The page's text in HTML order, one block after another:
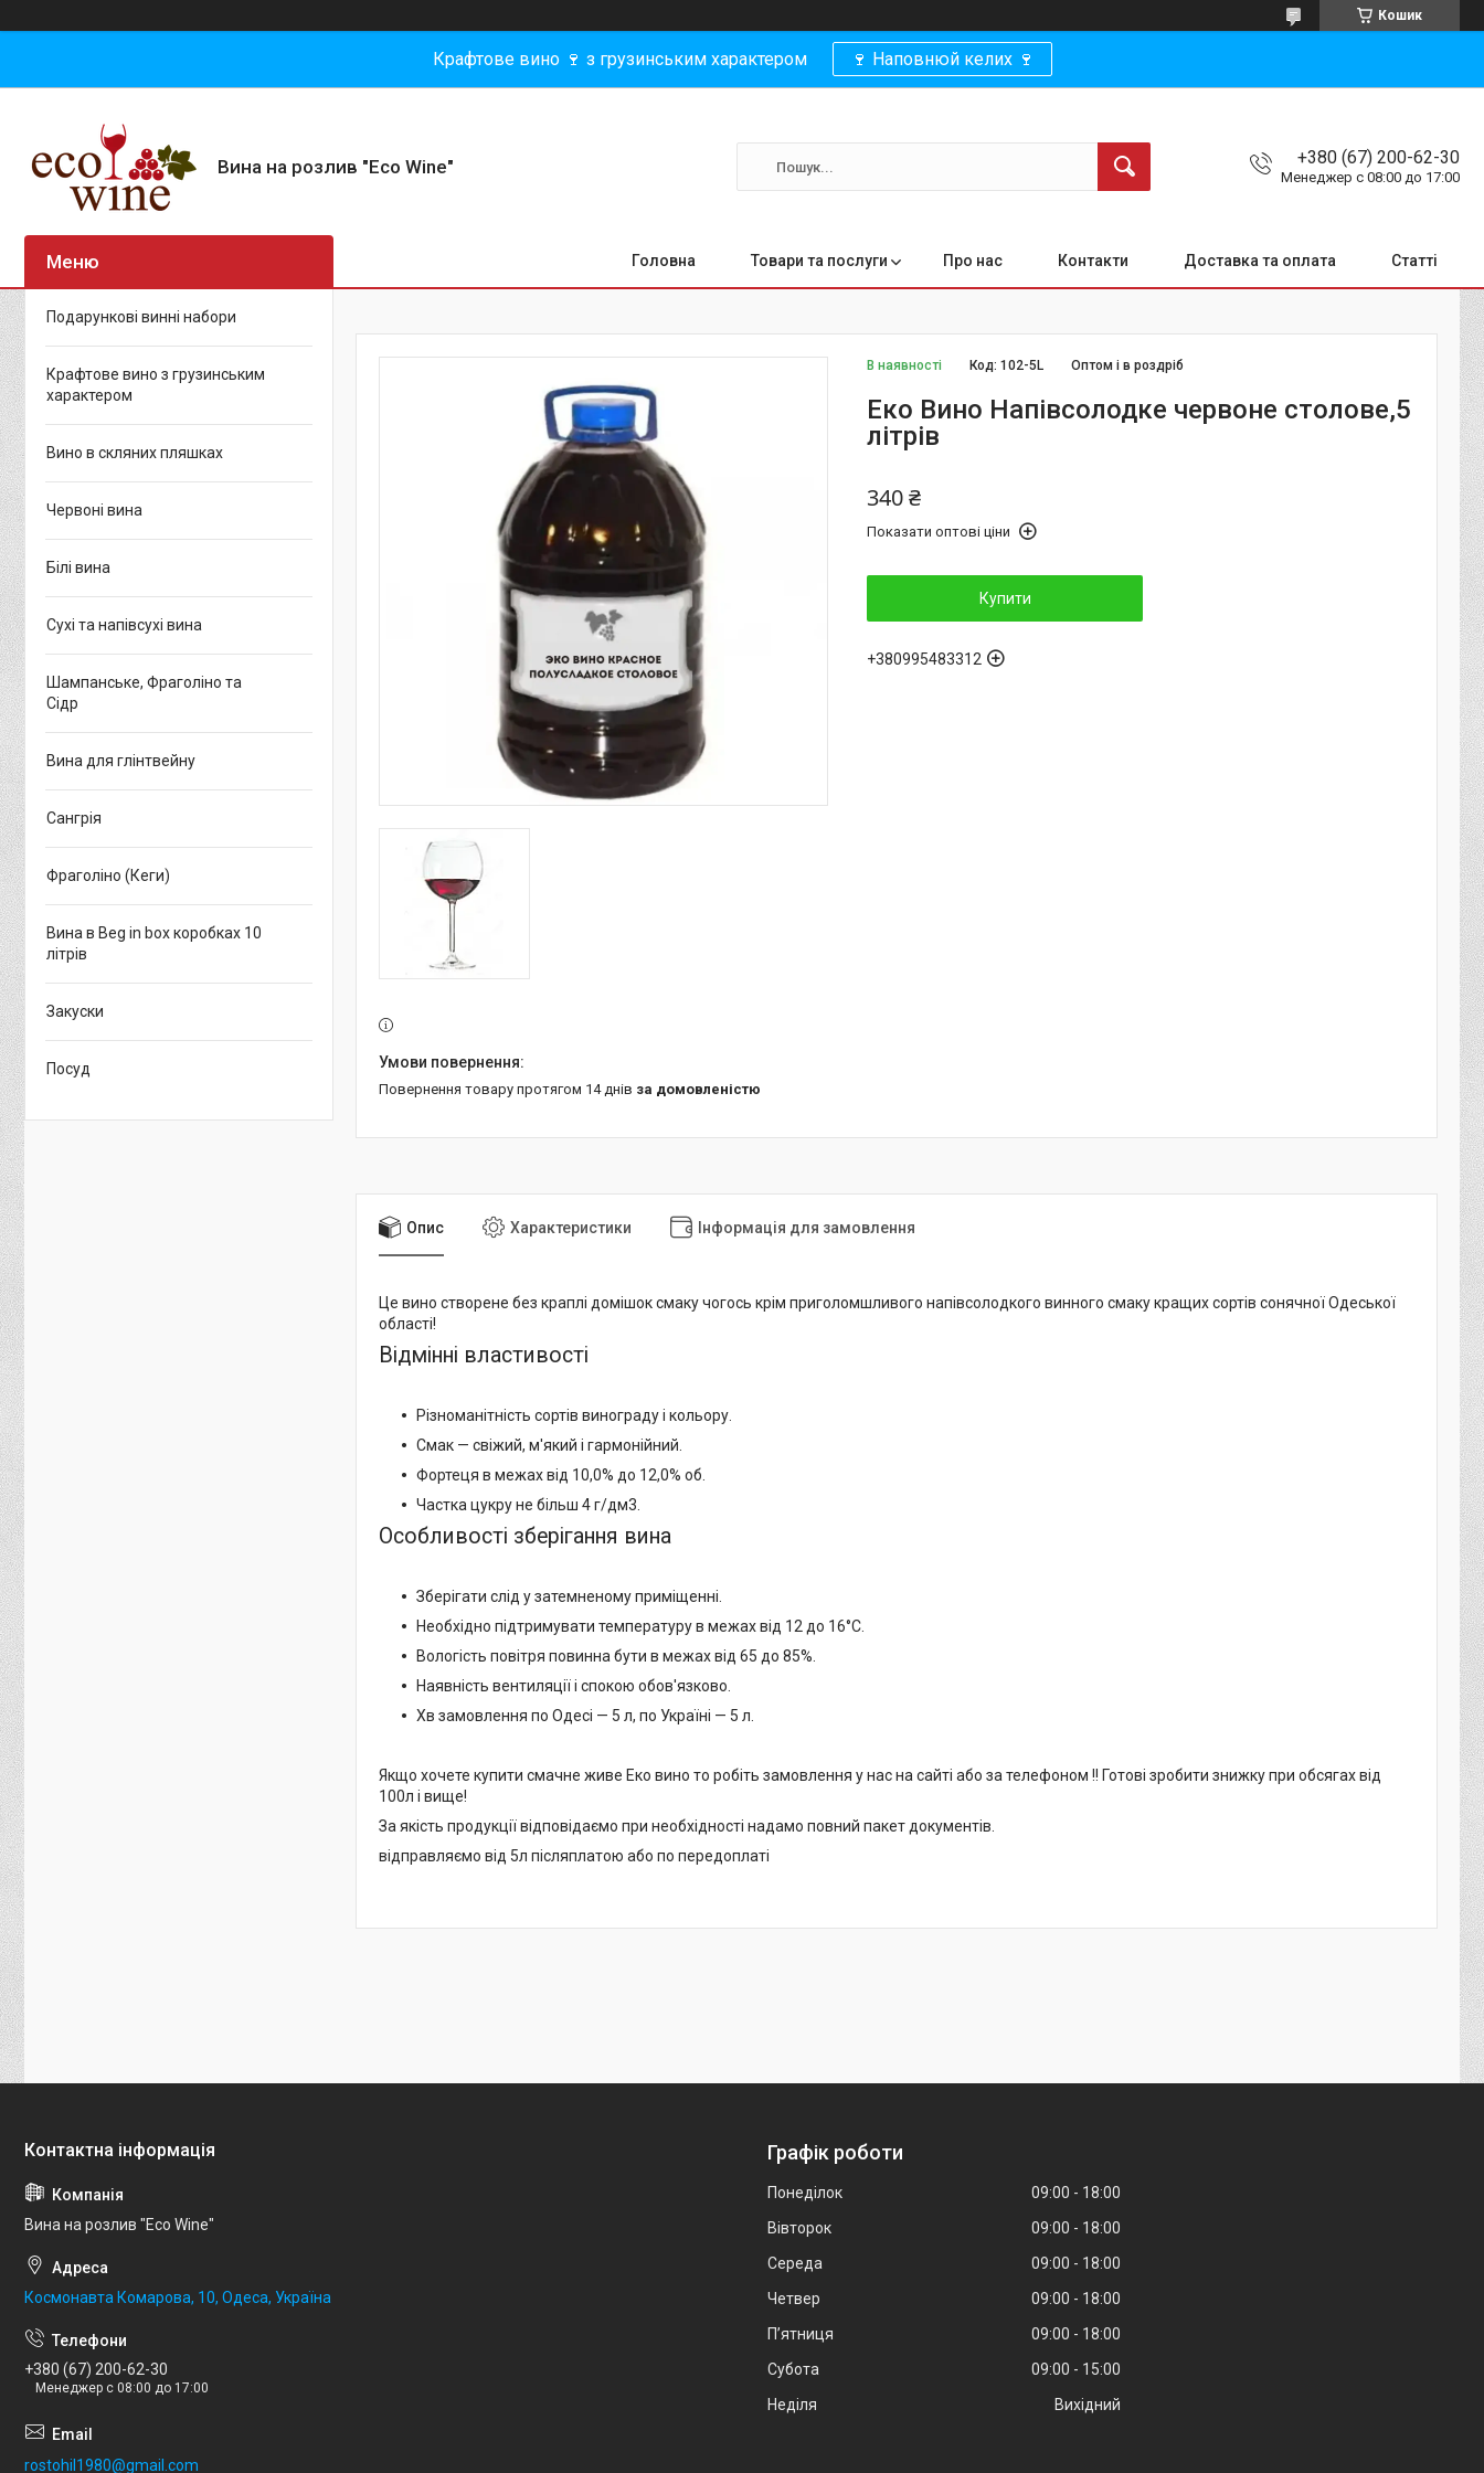
Кошик
Крафтове вино 🍷 з грузинським характером 🍷 Наповнюй келих 🍷
Вина на розлив "Eco Wine" +380 (67) 200-62-30
Менеджер с 08:00 до 17:00
Головна Товари та послуги Про нас Контакти Доставка та оплата Статті
В наявності Оптом і в роздріб
Код:102-5L
Еко Вино Напівсолодке червоне столове,5
літрів
340 ₴
Показати оптові ціни
Купити
+380995483312
повернення товару протягом 14 днів за домовленістю
Опис Характеристики Інформація для замовлення
Це вино створене без краплі домішок смаку чогось крім приголомшливого напівсолодкого винного смаку кращих сортів сонячної Одеської
області!
Відмінні властивості
Різноманітність сортів винограду і кольору.
Смак — свіжий, м'який і гармонійний.
Фортеця в межах від 10,0% до 12,0% об.
Частка цукру не більш 4 г/дм3.
Особливості зберігання вина
Зберігати слід у затемненому приміщенні.
Необхідно підтримувати температуру в межах від 12 до 16°С.
Вологість повітря повинна бути в межах від 65 до 85%.
Наявність вентиляції і спокою обов'язково.
Хв замовлення по Одесі — 5 л, по Україні — 5 л.
Якщо хочете купити смачне живе Еко вино то робіть замовлення у нас на сайті або за телефоном !! Готові зробити знижку при обсягах від
100л і вище!
За якість продукції відповідаємо при необхідності надамо повний пакет документів.
відправляємо від 5л післяплатою або по передоплаті
Подарункові винні набори
Крафтове вино з грузинським
характером
Вино в скляних пляшках
Червоні вина
Білі вина
Сухі та напівсухі вина
Шампанське, Фраголіно та
Сідр
Вина для глінтвейну
Сангрія
Фраголіно (Кеги)
Вина в Beg in box коробках 10
літрів
Закуски
Посуд
Вина на розлив "Eco Wine"
Космонавта Комарова, 10, Одеса, Україна
+380 (67) 200-62-30
Менеджер с 08:00 до 17:00
rostohil1980@gmail.com
Графік роботи
Понеділок 09:00
18:00
Вівторок
09:00
18:00
Середа
09:00
18:00
Четвер
09:00
18:00
Пʼятниця
09:00
18:00
Субота
09:00
15:00
Неділя
Вихідний